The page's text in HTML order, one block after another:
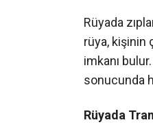
Rüyada
rüya, kişinin
imkanı
sonucunda
Rüyada